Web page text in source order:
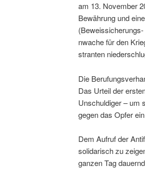
am 13. Novem­ber
Bewährung und
nwache für den
stran­ten
Die
Das Urteil der
Unschuldiger – um
gegen das Opfer
Dem Aufruf der
sol­i­darisch zu
ganzen Tag